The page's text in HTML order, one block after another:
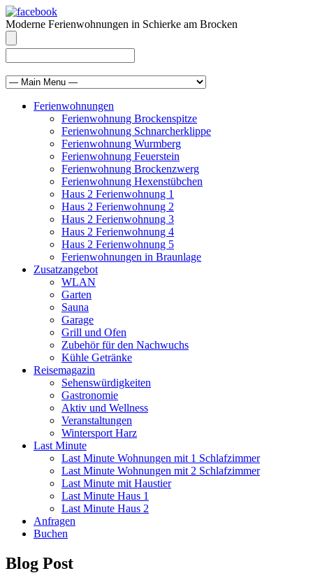
Moderne Ferienwohnungen in Schierke am Brocken
Ferienwohnungen
Ferienwohnung Brockenspitze
Ferienwohnung Schnarcherklippe
Ferienwohnung Wurmberg
Ferienwohnung Feuerstein
Ferienwohnung Brockenzwerg
Ferienwohnung Hexenstübchen
Haus 2 Ferienwohnung 1
Haus 2 Ferienwohnung 2
Haus 2 Ferienwohnung 3
Haus 2 Ferienwohnung 4
Haus 2 Ferienwohnung 5
Ferienwohnungen in Braunlage
Zusatzangebot
WLAN
Garten
Sauna
Garage
Grill und Ofen
Zubehör für den Nachwuchs
Kühle Getränke
Reisemagazin
Sehenswürdigkeiten
Gastronomie
Aktiv und Wellness
Veranstaltungen
Wintersport Harz
Last Minute
Last Minute Wohnungen mit 1 Schlafzimmer
Last Minute Wohnungen mit 2 Schlafzimmer
Last Minute mit Haustier
Last Minute Haus 1
Last Minute Haus 2
Anfragen
Buchen
Blog Post